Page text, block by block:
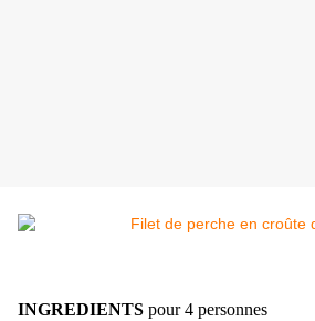
INGREDIENTS pour 4 personnes